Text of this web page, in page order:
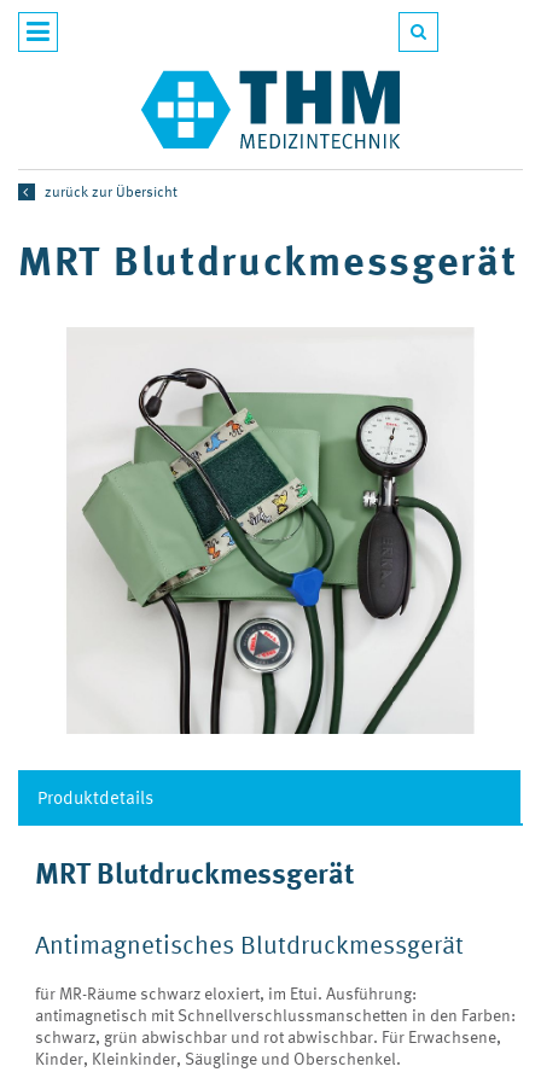
zurück zur Übersicht
MRT Blutdruckmessgerät
Produktdetails
MRT Blutdruckmessgerät
Antimagnetisches Blutdruckmessgerät
für MR-Räume schwarz eloxiert, im Etui. Ausführung:
antimagnetisch mit Schnellverschlussmanschetten in den Farben:
schwarz, grün abwischbar und rot abwischbar. Für Erwachsene,
Kinder, Kleinkinder, Säuglinge und Oberschenkel.